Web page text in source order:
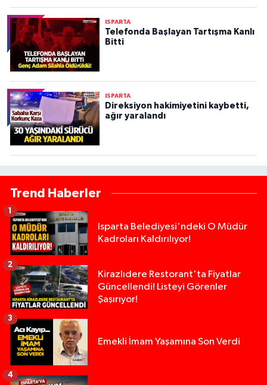
ISPARTA
Telefonda Başlayan Tartışma Kanlı
Bitti
ISPARTA
Direksiyon hakimiyetini kaybetti,
ağır yaralandı
Trend Haberler
Isparta Belediyesi'ndeki O Müdür
Kadroları Kaldırılıyor!
1
Kirazlıdere Restorant'ta Fiyatlar
Güncellendi! Listeyi Görenler
Şaşırıyor!
2
Emekli İmam Yaşamına Son Verdi
3
4